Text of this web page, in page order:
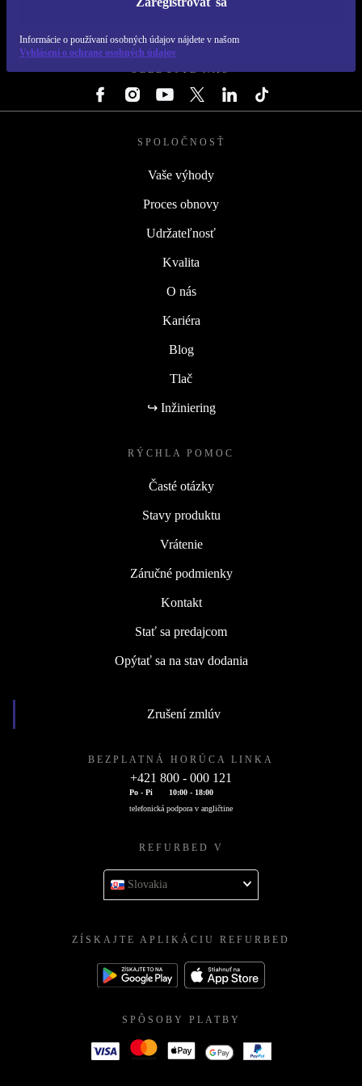
Informácie o používaní osobných údajov nájdete v našom
Vyhlásení o ochrane osobných údajov
SLEDUJTE NÁS
SPOLOČNOSŤ
Vaše výhody
Proces obnovy
Udržateľnosť
Kvalita
O nás
Kariéra
Blog
Tlač
↪ Inžiniering
RÝCHLA POMOC
Časté otázky
Stavy produktu
Vrátenie
Záručné podmienky
Kontakt
Stať sa predajcom
Opýtať sa na stav dodania
Zrušení zmlúv
BEZPLATNÁ HORÚCA LINKA
+421 800 - 000 121
Po - Pi
10:00 - 18:00
telefonická podpora v angličtine
REFURBED V
Slovakia
ZÍSKAJTE APLIKÁCIU REFURBED
SPÔSOBY PLATBY